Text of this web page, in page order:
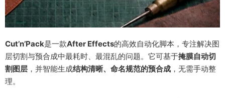
Cut’n’Pack是一款After Effects的高效自动化脚本，专注解决图
层切割与预合成中最耗时、最混乱的问题。它可基于掩膜自动切
割图层 ，并智能生成结构清晰、命名规范的预合成 ，无需手动整
理。